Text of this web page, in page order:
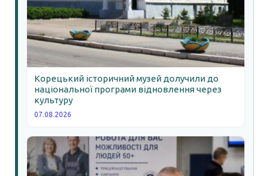
Корецький історичний музей долучили до
національної програми відновлення через
культуру
07.08.2026